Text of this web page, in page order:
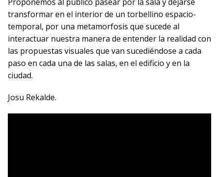
transformar en el interior de un torbellino espacio-
temporal, por una metamorfosis que sucede al
interactuar nuestra manera de entender la realidad con
las propuestas visuales que van sucediéndose a cada
paso en cada una de las salas, en el edificio y en la
ciudad.
Josu Rekalde.